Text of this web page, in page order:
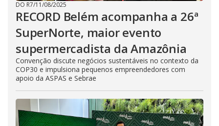
DO R7/11/08/2025
RECORD Belém acompanha a 26ª
SuperNorte, maior evento
supermercadista da Amazônia
Convenção discute negócios sustentáveis no contexto da
COP30 e impulsiona pequenos empreendedores com
apoio da ASPAS e Sebrae